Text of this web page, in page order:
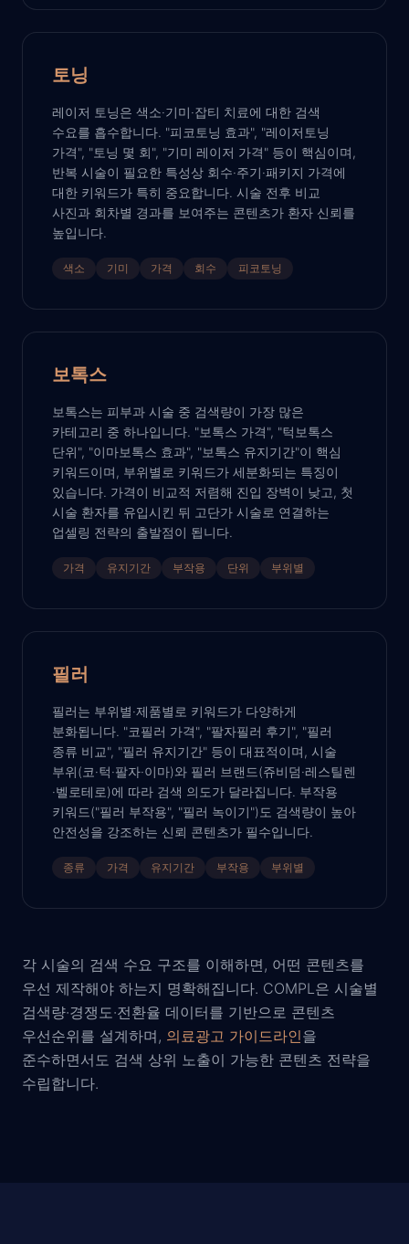
토닝
레이저 토닝은 색소·기미·잡티 치료에 대한 검색
수요를 흡수합니다. "피코토닝 효과", "레이저토닝
가격", "토닝 몇 회", "기미 레이저 가격" 등이 핵심이며,
반복 시술이 필요한 특성상 회수·주기·패키지 가격에
대한 키워드가 특히 중요합니다. 시술 전후 비교
사진과 회차별 경과를 보여주는 콘텐츠가 환자 신뢰를
높입니다.
색소 기미 가격 회수 피코토닝
보톡스
보톡스는 피부과 시술 중 검색량이 가장 많은
카테고리 중 하나입니다. "보톡스 가격", "턱보톡스
단위", "이마보톡스 효과", "보톡스 유지기간"이 핵심
키워드이며, 부위별로 키워드가 세분화되는 특징이
있습니다. 가격이 비교적 저렴해 진입 장벽이 낮고, 첫
시술 환자를 유입시킨 뒤 고단가 시술로 연결하는
업셀링 전략의 출발점이 됩니다.
가격 유지기간 부작용 단위 부위별
필러
필러는 부위별·제품별로 키워드가 다양하게
분화됩니다. "코필러 가격", "팔자필러 후기", "필러
종류 비교", "필러 유지기간" 등이 대표적이며, 시술
부위(코·턱·팔자·이마)와 필러 브랜드(쥬비덤·레스틸렌
·벨로테로)에 따라 검색 의도가 달라집니다. 부작용
키워드("필러 부작용", "필러 녹이기")도 검색량이 높아
안전성을 강조하는 신뢰 콘텐츠가 필수입니다.
종류 가격 유지기간 부작용 부위별
각 시술의 검색 수요 구조를 이해하면, 어떤 콘텐츠를
우선 제작해야 하는지 명확해집니다. COMPL은 시술별
검색량·경쟁도·전환율 데이터를 기반으로 콘텐츠
우선순위를 설계하며, 의료광고 가이드라인을
준수하면서도 검색 상위 노출이 가능한 콘텐츠 전략을
수립합니다.